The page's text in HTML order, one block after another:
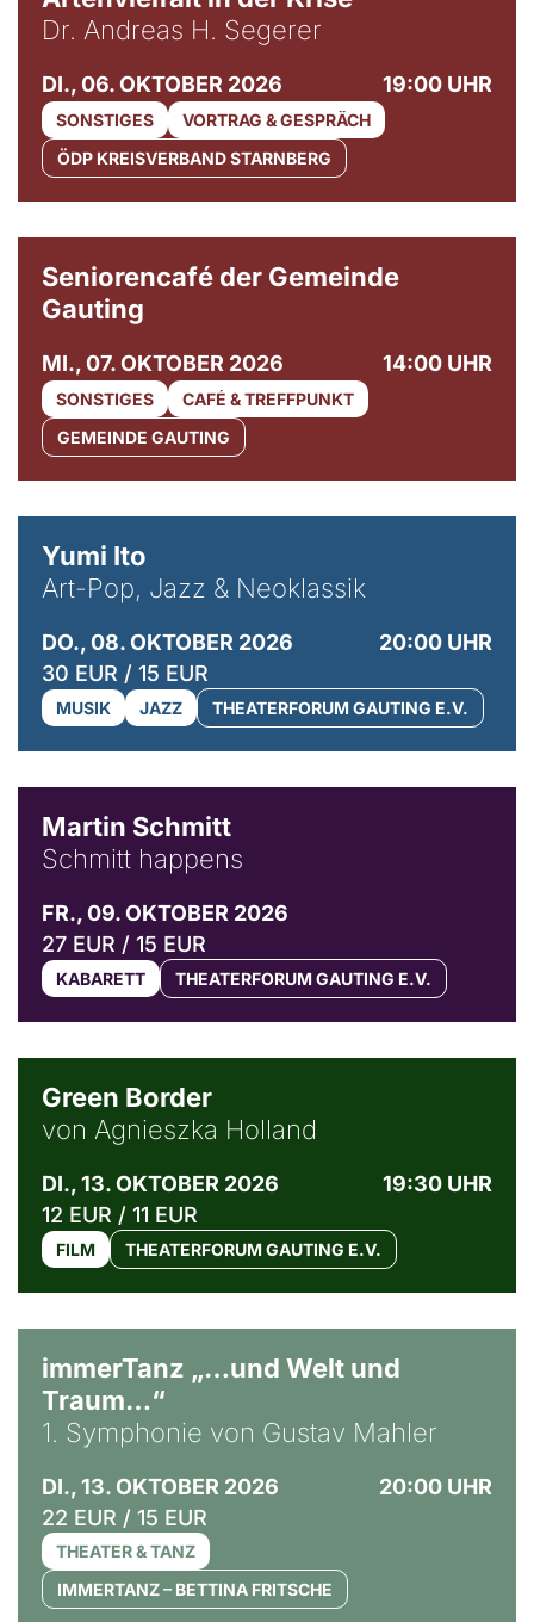
Dr. Andreas H. Segerer
DI., 06. OKTOBER 2026 19:00 UHR
SONSTIGES
VORTRAG & GESPRÄCH
ÖDP KREISVERBAND STARNBERG
Seniorencafé der Gemeinde
Gauting
MI., 07. OKTOBER 2026 14:00 UHR
SONSTIGES
CAFÉ & TREFFPUNKT
GEMEINDE GAUTING
Yumi Ito
Art-Pop, Jazz & Neoklassik
DO., 08. OKTOBER 2026
20:00 UHR
30 EUR / 15 EUR
MUSIK JAZZ THEATERFORUM GAUTING E.V.
Martin Schmitt
Schmitt happens
FR., 09. OKTOBER 2026
27 EUR / 15 EUR
KABARETT THEATERFORUM GAUTING E.V.
Green Border
von Agnieszka Holland
DI., 13. OKTOBER 2026
19:30 UHR
12 EUR / 11 EUR
FILM THEATERFORUM GAUTING E.V.
immerTanz „…und Welt und
Traum…“
1. Symphonie von Gustav Mahler
DI., 13. OKTOBER 2026
20:00 UHR
22 EUR / 15 EUR
THEATER & TANZ
IMMERTANZ – BETTINA FRITSCHE